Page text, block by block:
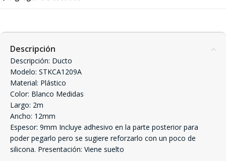
Descripción
Descripción: Ducto
Modelo: STKCA1209A
Material: Plástico
Color: Blanco Medidas
Largo: 2m
Ancho: 12mm
Espesor: 9mm Incluye adhesivo en la parte posterior para
poder pegarlo pero se sugiere reforzarlo con un poco de
silicona. Presentación: Viene suelto